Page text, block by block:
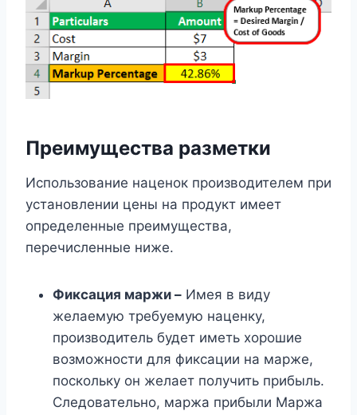
Преимущества разметки
Использование наценок производителем при
установлении цены на продукт имеет
определенные преимущества,
перечисленные ниже.
Фиксация маржи – Имея в виду
желаемую требуемую наценку,
производитель будет иметь хорошие
возможности для фиксации на марже,
поскольку он желает получить прибыль.
Следовательно, маржа прибыли Маржа